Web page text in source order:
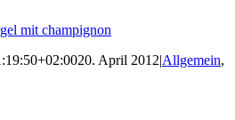
20. April 2012|Allgemein,